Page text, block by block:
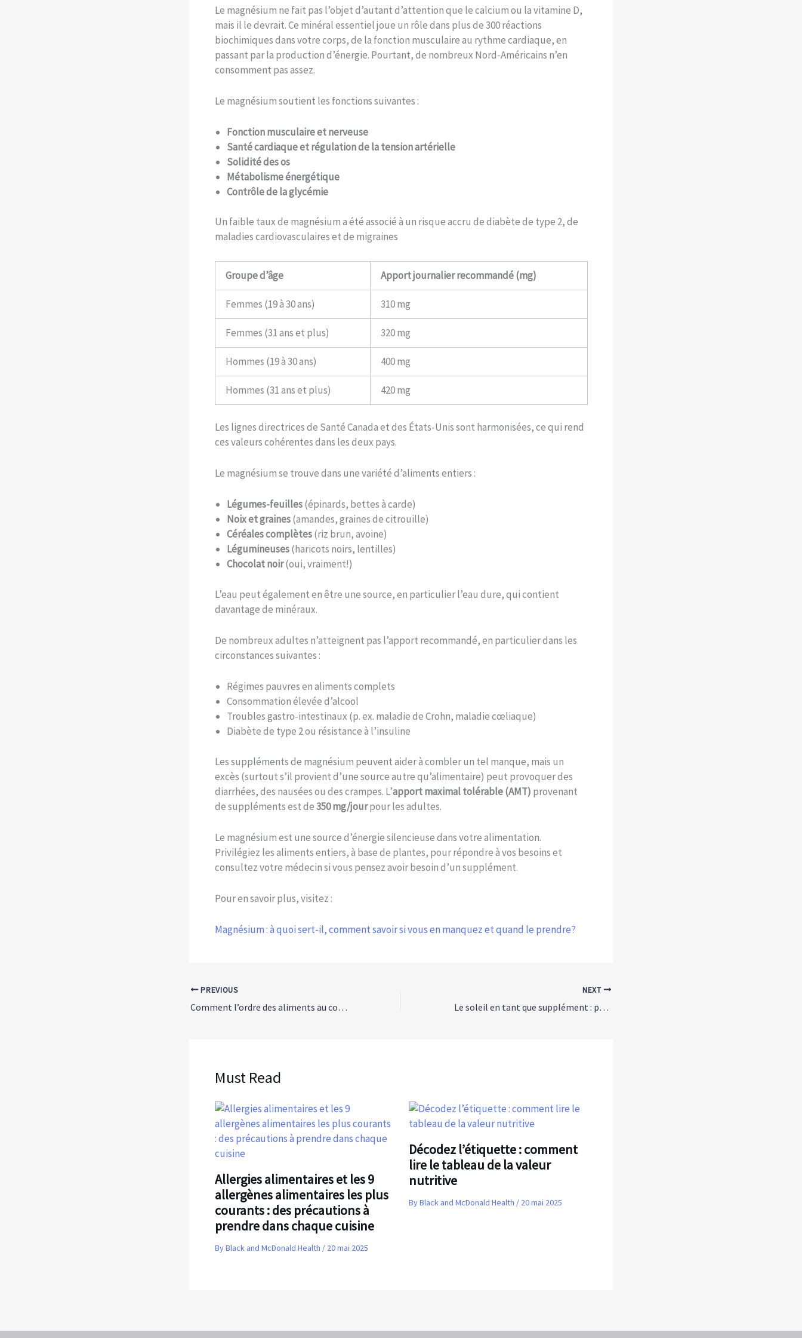
Le magnésium ne fait pas l’objet d’autant d’attention que le calcium ou la vitamine D,
mais il le devrait. Ce minéral essentiel joue un rôle dans plus de 300 réactions
biochimiques dans votre corps, de la fonction musculaire au rythme cardiaque, en
passant par la production d’énergie. Pourtant, de nombreux Nord-Américains n’en
consomment pas assez.
Le magnésium soutient les fonctions suivantes :
Fonction musculaire et nerveuse
Santé cardiaque et régulation de la tension artérielle
Solidité des os
Métabolisme énergétique
Contrôle de la glycémie
Un faible taux de magnésium a été associé à un risque accru de diabète de type 2, de
maladies cardiovasculaires et de migraines
Groupe d’âge Apport journalier recommandé (mg)
Femmes (19 à 30 ans) 310 mg
Femmes (31 ans et plus) 320 mg
Hommes (19 à 30 ans) 400 mg
Hommes (31 ans et plus) 420 mg
Les lignes directrices de Santé Canada et des États-Unis sont harmonisées, ce qui rend
ces valeurs cohérentes dans les deux pays.
Le magnésium se trouve dans une variété d’aliments entiers :
Légumes-feuilles(épinards, bettes à carde)
Noix et graines(amandes, graines de citrouille)
Céréales complètes(riz brun, avoine)
Légumineuses(haricots noirs, lentilles)
Chocolat noir(oui, vraiment!)
L’eau peut également en être une source, en particulier l’eau dure, qui contient
davantage de minéraux.
De nombreux adultes n’atteignent pas l’apport recommandé, en particulier dans les
circonstances suivantes :
Régimes pauvres en aliments complets
Consommation élevée d’alcool
Troubles gastro-intestinaux (p. ex. maladie de Crohn, maladie cœliaque)
Diabète de type 2 ou résistance à l’insuline
Les suppléments de magnésium peuvent aider à combler un tel manque, mais un
excès (surtout s’il provient d’une source autre qu’alimentaire) peut provoquer des
diarrhées, des nausées ou des crampes. L’apport maximal tolérable (AMT) provenant
de suppléments est de350 mg/jourpour les adultes.
Le magnésium est une source d’énergie silencieuse dans votre alimentation.
Privilégiez les aliments entiers, à base de plantes, pour répondre à vos besoins et
consultez votre médecin si vous pensez avoir besoin d’un supplément.
Pour en savoir plus, visitez :
Magnésium : à quoi sert-il, comment savoir si vous en manquez et quand le prendre?
PREVIOUS
Comment l’ordre des aliments au cours d’un repas peut influer sur votre glycémie
NEXT
Le soleil en tant que supplément : pourquoi la vitamine D est plus importante que vous ne le pensez
Must Read
Allergies alimentaires et les 9
allergènes alimentaires les plus
courants : des précautions à
prendre dans chaque cuisine
ByBlack and McDonald Health / 20 mai 2025
Décodez l’étiquette : comment
lire le tableau de la valeur
nutritive
ByBlack and McDonald Health / 20 mai 2025